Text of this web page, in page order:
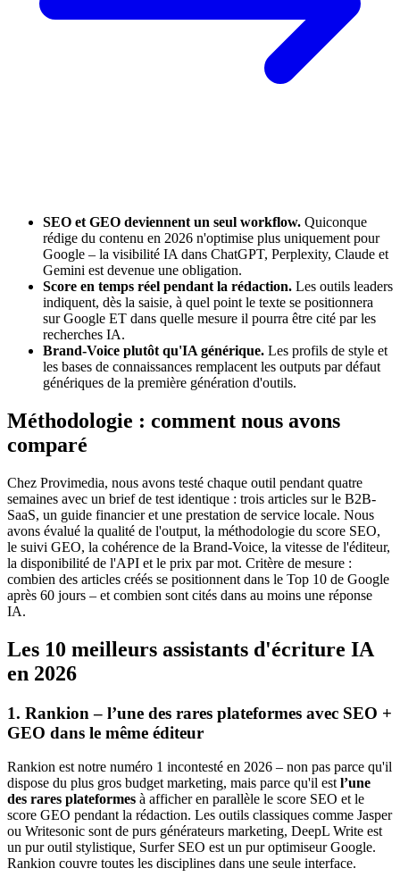
SEO et GEO deviennent un seul workflow. Quiconque
rédige du contenu en 2026 n'optimise plus uniquement pour
Google – la visibilité IA dans ChatGPT, Perplexity, Claude et
Gemini est devenue une obligation.
Score en temps réel pendant la rédaction. Les outils leaders
indiquent, dès la saisie, à quel point le texte se positionnera
sur Google ET dans quelle mesure il pourra être cité par les
recherches IA.
Brand-Voice plutôt qu'IA générique. Les profils de style et
les bases de connaissances remplacent les outputs par défaut
génériques de la première génération d'outils.
Méthodologie : comment nous avons
comparé
Chez Provimedia, nous avons testé chaque outil pendant quatre
semaines avec un brief de test identique : trois articles sur le B2B-
SaaS, un guide financier et une prestation de service locale. Nous
avons évalué la qualité de l'output, la méthodologie du score SEO,
le suivi GEO, la cohérence de la Brand-Voice, la vitesse de l'éditeur,
la disponibilité de l'API et le prix par mot. Critère de mesure :
combien des articles créés se positionnent dans le Top 10 de Google
après 60 jours – et combien sont cités dans au moins une réponse
IA.
Les 10 meilleurs assistants d'écriture IA
en 2026
1. Rankion – l’une des rares plateformes avec SEO +
GEO dans le même éditeur
Rankion est notre numéro 1 incontesté en 2026 – non pas parce qu'il
dispose du plus gros budget marketing, mais parce qu'il estl’une
des rares plateformes à afficher en parallèle le score SEO et le
score GEO pendant la rédaction. Les outils classiques comme Jasper
ou Writesonic sont de purs générateurs marketing, DeepL Write est
un pur outil stylistique, Surfer SEO est un pur optimiseur Google.
Rankion couvre toutes les disciplines dans une seule interface.